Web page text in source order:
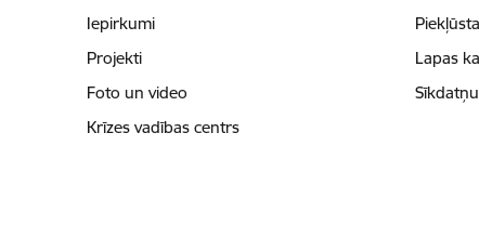
Iepirkumi
Projekti
Foto un video
Krīzes vadības centrs
Lapas